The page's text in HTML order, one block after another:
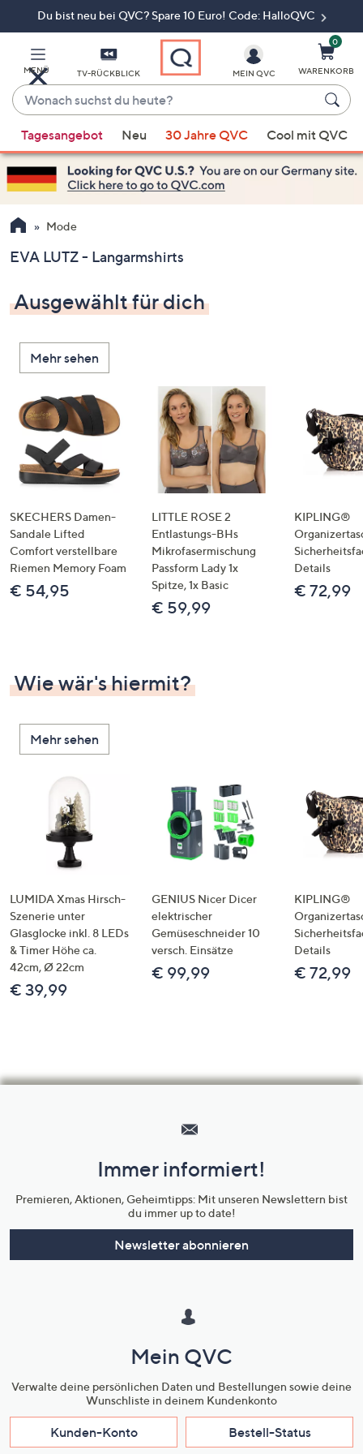
Du bist neu bei QVC? Spare 10 Euro! Code: HalloQVC
MENÜ TV-RÜCKBLICK
Wonach
suchst
du
heute?
Vorschläge
verfügbar
sind,
verwenden
Sie
Pfeiltasten
oben
und
nach
unten
oder
wischen
Sie
Touch-
Geräten
links
bzw.
rechts,
um
diese
MEIN QVC
0
WARENKORB
Tagesangebot Neu 30 Jahre QVC Cool mit QVC
Mode
EVA LUTZ - Langarmshirts
Ausgewählt für dich
Mehr sehen
SKECHERS Damen-
Sandale Lifted
Comfort verstellbare
Riemen Memory Foam
€ 54,95
LITTLE ROSE 2
Entlastungs-BHs
Mikrofasermischung
Passform Lady 1x
Spitze, 1x Basic
€ 59,99
KIPLING®
Details
€ 72,99
Wie wär's hiermit?
Mehr sehen
LUMIDA Xmas Hirsch-
Szenerie unter
Glasglocke inkl. 8 LEDs
& Timer Höhe ca.
42cm, Ø 22cm
€ 39,99
GENIUS Nicer Dicer
elektrischer
Gemüseschneider 10
versch. Einsätze
€ 99,99
KIPLING®
Details
€ 72,99
Unternehmensinformationen
Immer informiert!
Premieren, Aktionen, Geheimtipps: Mit unseren Newslettern bist
du immer up to date!
Newsletter abonnieren
Mein QVC
Verwalte deine persönlichen Daten und Bestellungen sowie deine
Wunschliste in deinem Kundenkonto
Kunden-Konto Bestell-Status